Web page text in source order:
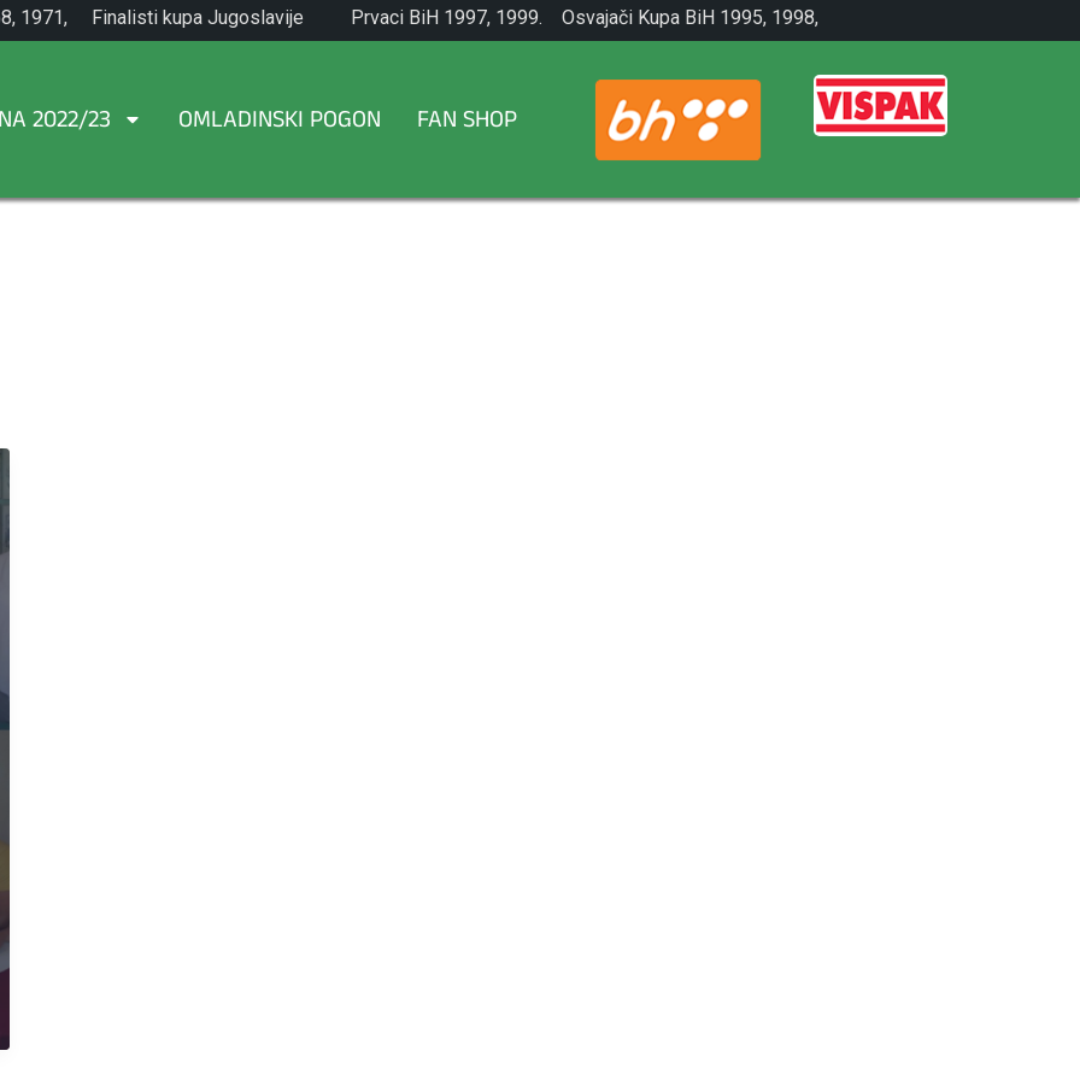
1971,
Finalisti kupa Jugoslavije
1965.
Prvaci BiH 1997, 1999.
Osvajači Kupa BiH 1995, 1998,
2001.
2022/23 OMLADINSKI POGON FAN SHOP